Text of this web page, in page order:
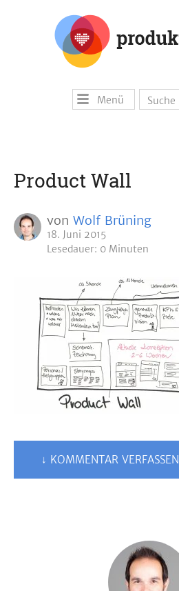
Menü
Product Wall
von Wolf Brüning
18. Juni 2015
Lesedauer: 0 Minuten
↓ KOMMENTAR VERFASSEN